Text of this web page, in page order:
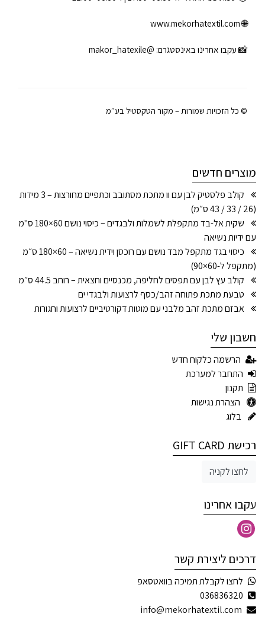
🌐
www.mekorhatextil.com
📸 עקבו אחרינו באינסטגרם: @makor_hatexile
© כל הזכויות שמורות – מקור הטקסטיל בע״מ
מוצרים חדשים
קולב פלסטיק לבן עם וו מתכת מסתובב וכתפיים מחורצות – 3 מידות
(26 / 33 / 43 ס״מ)
שקית אל-בד מתקפלת לשמלות ולבגדים – כיסוי נושם 60×180 ס"מ
עם ידיות נשיאה
כיסוי בגד מתקפל מבד נושם עם רוכסן וידית נשיאה – 60×180 ס״מ
(מתקפל ל-60×90)
קולב עץ לבן עם תפסים לחליפה, מכנסיים וחצאית – רוחב 44.5 ס״מ
טבעת מתכת פתוחה זהב/כסף לרצועות ולבגדי ים
אבזם מתכת זהב מלבני עם מוטות דקורטיביים לרצועות וחגורות
חשבון שלי
הרשמה כלקוח חדש
התחבר למערכת
תקנון
הצהרת נגישות
בלוג
רכישת GIFT CARD
לחצו לקניה
עקבו אחרינו
דרכים ליצירת קשר
לחצו לקבלת תמיכה בוואטסאפ
036836320
info@mekorhatextil.com